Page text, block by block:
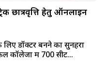
छात्रवृत्ति हेतु ऑनलाइन
डॉक्टर बनने का सुनहरा
कॉलेजों में 700 सीटें...